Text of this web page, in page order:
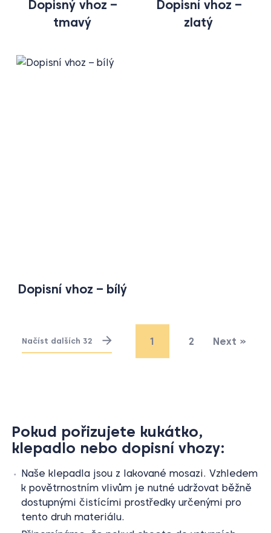
Dopisný vhoz –
tmavý
Dopisní vhoz –
zlatý
Dopisní vhoz – bílý
Načíst dalších 32 1 2 Next »
Pokud pořizujete kukátko,
klepadlo nebo dopisní vhozy:
Naše klepadla jsou z lakované mosazi. Vzhledem
k povětrnostním vlivům je nutné udržovat běžně
dostupnými čistícími prostředky určenými pro
tento druh materiálu.